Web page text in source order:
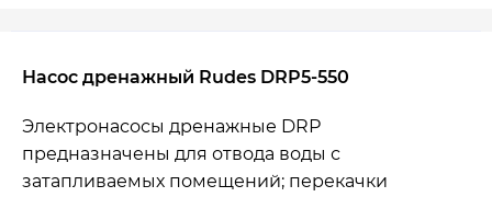
Насос дренажный Rudes DRP5-550
Электронасосы дренажные DRР
предназначены для отвода воды с
затапливаемых помещений; перекачки